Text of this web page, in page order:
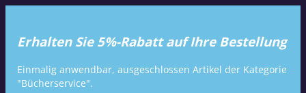
Erhalten Sie 5%-Rabatt auf Ihre Bestellung
Einmalig anwendbar, ausgeschlossen Artikel der Kategorie
"Bücherservice".